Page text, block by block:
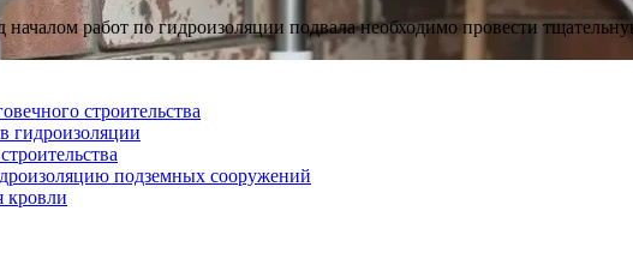
работ по гидроизоляции подвала необходимо провести
строительства
гидроизоляции
подземных сооружений
кровли